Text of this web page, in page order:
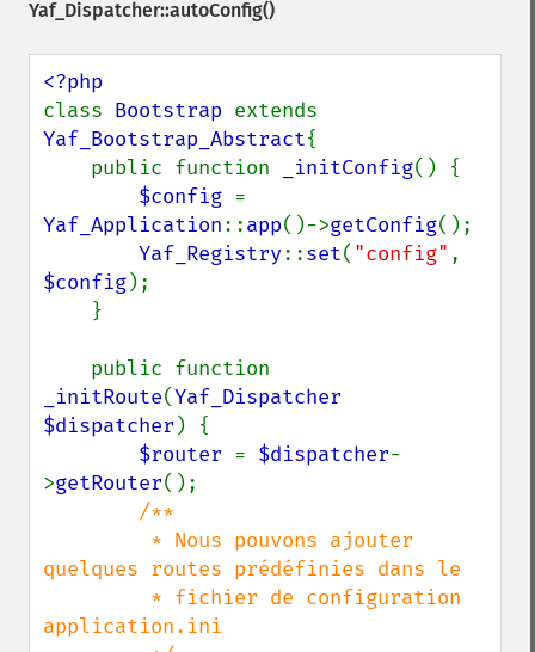
Yaf_Dispatcher::autoConfig()
class Bootstrap
Yaf_Bootstrap_Abstract{
    public function
_initConfig() {
$config
Yaf_Application::app()->getConfig();
Yaf_Registry::set( "config"
$config);
_initRoute(Yaf_Dispatcher
$dispatcher ) {
$router = $dispatcher-
>getRouter();
/**
quelques routes prédéfinies dans le
application.ini